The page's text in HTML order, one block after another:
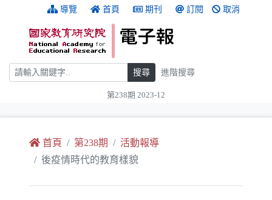
跳到主要內容 導覽 首頁 期刊 訂閱 取消
搜尋 搜尋 進階搜尋
第238期 2023-12
首頁 第238期
活動報導
後疫情時代的教育樣貌